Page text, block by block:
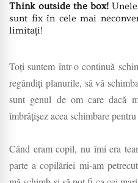
Think outside the box!
sunt fix în cele mai
limitați!
Toți suntem într-o continuă
regândiți planurile, să vă
sunt genul de om care dacă
îmbrățișez acea schimbare
Când eram copil, nu îmi era
parte a copilăriei mi-am